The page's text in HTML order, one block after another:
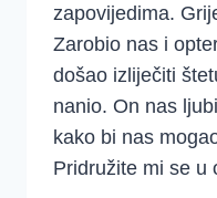
zapovijedima.
Zarobio nas i
došao izliječiti
nanio. On nas
kako bi nas
Pridružite mi se